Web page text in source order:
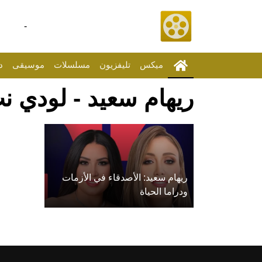
-
ميكس تليفزيون مسلسلات موسيقى
ريهام سعيد - لودي
ريهام سعيد: الأصدقاء في الأزمات
ودراما الحياة